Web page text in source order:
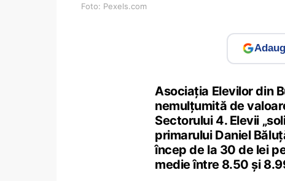
Foto: Pexels.com
Asociația Elevilor din
nemulțumită de
Sectorului 4. Elevii
primarului Daniel
încep de la 30 de lei
medie între 8.50 și